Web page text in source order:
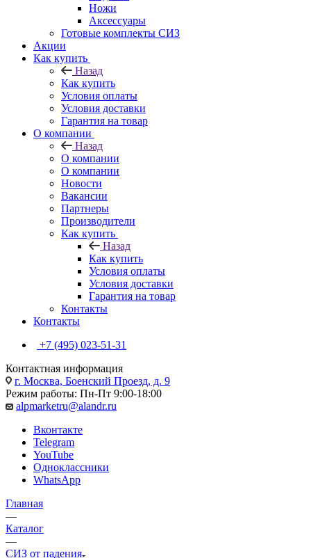
Ножи
Аксессуары
Готовые комплекты СИЗ
Акции
Как купить
Назад
Как купить
Условия оплаты
Условия доставки
Гарантия на товар
О компании
Назад
О компании
О компании
Новости
Вакансии
Партнеры
Производители
Как купить
Назад
Как купить
Условия оплаты
Условия доставки
Гарантия на товар
Контакты
Контакты
+7 (495) 023-51-31
Контактная информация
г. Москва, Боенский Проезд, д. 9
Режим работы: Пн-Пт 9:00-18:00
alpmarketru@alandr.ru
Вконтакте
Telegram
YouTube
Одноклассники
WhatsApp
Главная
—
Каталог
—
СИЗ от падения